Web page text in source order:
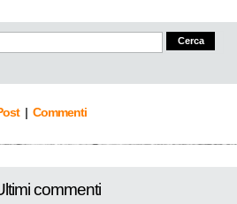
| Commenti
commenti